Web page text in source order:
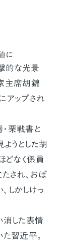
に
的な光景
主席胡錦
アップされ
栗戦書と
うとした胡
どなく係員
され、おぼ
しかしけっ
消した表情
習近平。